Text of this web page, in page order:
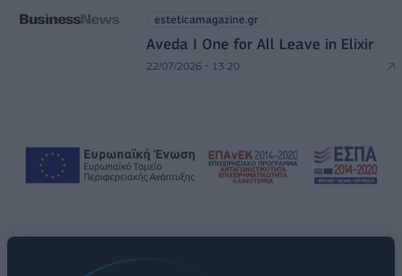
esteticamagazine.gr
Aveda I One for All Leave in Elixir
22/07/2026 - 13:20